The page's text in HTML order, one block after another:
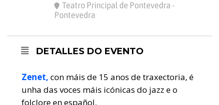
Teatro Principal de Pontevedra -
Pontevedra
DETALLES DO EVENTO
Zenet, con máis de 15 anos de traxectoria, é
unha das voces máis icónicas do jazz e o
folclore en español.